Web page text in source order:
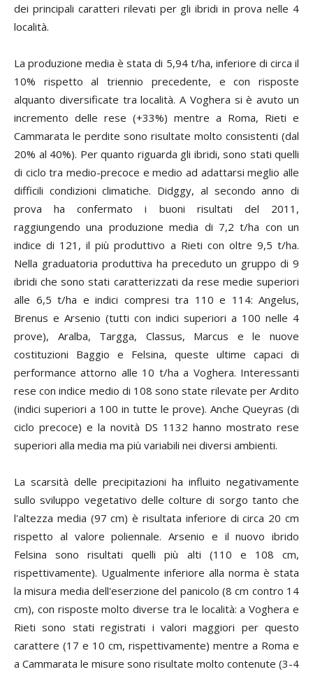
dei principali caratteri rilevati per gli ibridi in prova nelle 4
località.
La produzione media è stata di 5,94 t/ha, inferiore di circa il
10% rispetto al triennio precedente, e con risposte
alquanto diversificate tra località. A Voghera si è avuto un
incremento delle rese (+33%) mentre a Roma, Rieti e
Cammarata le perdite sono risultate molto consistenti (dal
20% al 40%). Per quanto riguarda gli ibridi, sono stati quelli
di ciclo tra medio-precoce e medio ad adattarsi meglio alle
difficili condizioni climatiche. Didggy, al secondo anno di
prova ha confermato i buoni risultati del 2011,
raggiungendo una produzione media di 7,2 t/ha con un
indice di 121, il più produttivo a Rieti con oltre 9,5 t/ha.
Nella graduatoria produttiva ha preceduto un gruppo di 9
ibridi che sono stati caratterizzati da rese medie superiori
alle 6,5 t/ha e indici compresi tra 110 e 114: Angelus,
Brenus e Arsenio (tutti con indici superiori a 100 nelle 4
prove), Aralba, Targga, Classus, Marcus e le nuove
costituzioni Baggio e Felsina, queste ultime capaci di
performance attorno alle 10 t/ha a Voghera. Interessanti
rese con indice medio di 108 sono state rilevate per Ardito
(indici superiori a 100 in tutte le prove). Anche Queyras (di
ciclo precoce) e la novità DS 1132 hanno mostrato rese
superiori alla media ma più variabili nei diversi ambienti.
La scarsità delle precipitazioni ha influito negativamente
sullo sviluppo vegetativo delle colture di sorgo tanto che
l'altezza media (97 cm) è risultata inferiore di circa 20 cm
rispetto al valore poliennale. Arsenio e il nuovo ibrido
Felsina sono risultati quelli più alti (110 e 108 cm,
rispettivamente). Ugualmente inferiore alla norma è stata
la misura media dell'eserzione del panicolo (8 cm contro 14
cm), con risposte molto diverse tra le località: a Voghera e
Rieti sono stati registrati i valori maggiori per questo
carattere (17 e 10 cm, rispettivamente) mentre a Roma e
a Cammarata le misure sono risultate molto contenute (3-4